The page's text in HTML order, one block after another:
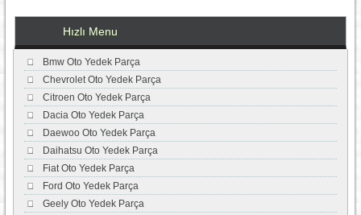
Hızlı Menu
Bmw Oto Yedek Parça
Chevrolet Oto Yedek Parça
Citroen Oto Yedek Parça
Dacia Oto Yedek Parça
Daewoo Oto Yedek Parça
Daihatsu Oto Yedek Parça
Fiat Oto Yedek Parça
Ford Oto Yedek Parça
Geely Oto Yedek Parça